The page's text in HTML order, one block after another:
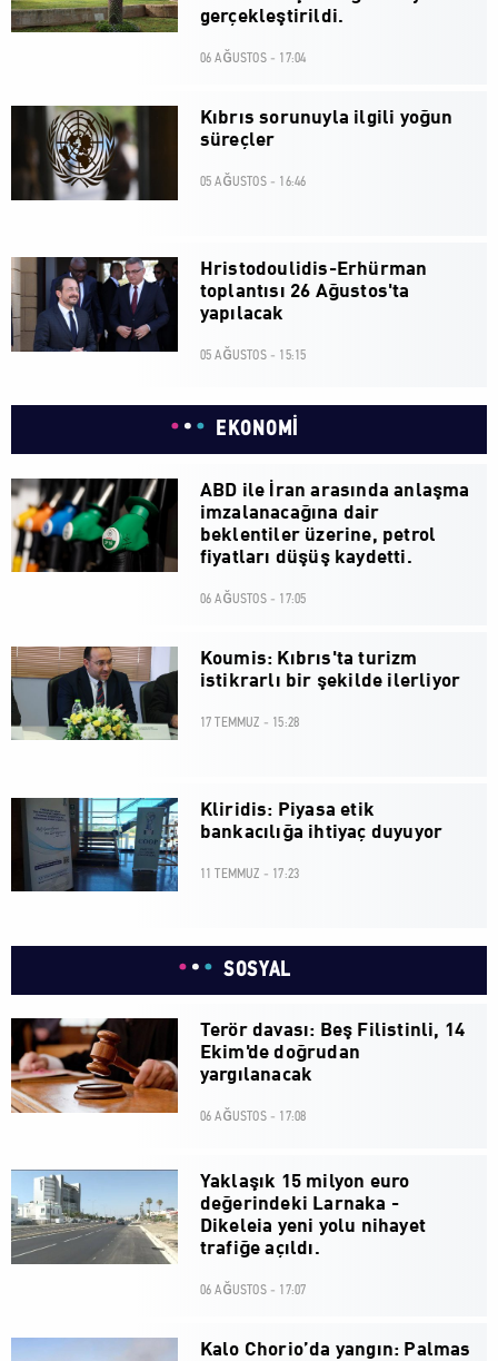
gerçekleştirildi.
06 AĞUSTOS - 17:04
Kıbrıs sorunuyla ilgili yoğun
süreçler
05 AĞUSTOS - 16:46
Hristodoulidis-Erhürman
toplantısı 26 Ağustos'ta
yapılacak
05 AĞUSTOS - 15:15
EKONOMİ
ABD ile İran arasında anlaşma
imzalanacağına dair
beklentiler üzerine, petrol
fiyatları düşüş kaydetti.
06 AĞUSTOS - 17:05
Koumis: Kıbrıs'ta turizm
istikrarlı bir şekilde ilerliyor
17 TEMMUZ - 15:28
Kliridis: Piyasa etik
bankacılığa ihtiyaç duyuyor
11 TEMMUZ - 17:23
SOSYAL
Terör davası: Beş Filistinli, 14
Ekim'de doğrudan
yargılanacak
06 AĞUSTOS - 17:08
Yaklaşık 15 milyon euro
değerindeki Larnaka -
Dikeleia yeni yolu nihayet
trafiğe açıldı.
06 AĞUSTOS - 17:07
Kalo Chorio’da yangın: Palmas